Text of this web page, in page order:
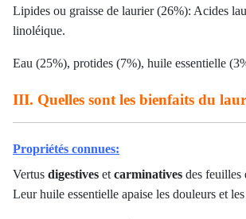
Lipides ou graisse de laurier (26%): Acides
linoléique.
Eau (25%), protides (7%), huile essentielle
III. Quelles sont les bienfaits du
Propriétés connues:
Vertus digestives et carminatives des feuilles
Leur huile essentielle apaise les douleurs et les